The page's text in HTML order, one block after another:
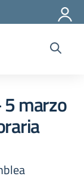
5 marzo